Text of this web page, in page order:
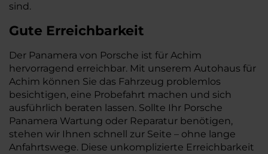
sind.
Gute Erreichbarkeit
Der Panamera von Porsche ist für Achim
hervorragend erreichbar. Mit unserem Autohaus für
Achim können Sie das Fahrzeug problemlos
besichtigen, eine Probefahrt machen und sich
ausführlich beraten lassen. Sollte Ihr Porsche
Panamera Wartung oder Reparatur benötigen,
stehen wir Ihnen schnell zur Seite – ohne lange
Anfahrtswege. Diese unkomplizierte Erreichbarkeit